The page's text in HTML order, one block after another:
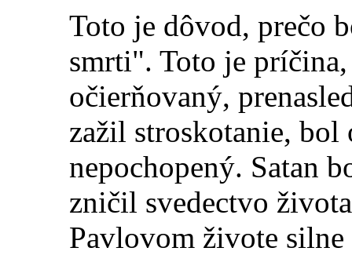
Toto je dôvod, prečo
smrti". Toto je
očierňovaný,
zažil stroskotanie, bol
nepochopený. Satan
zničil svedectvo
Pavlovom živote